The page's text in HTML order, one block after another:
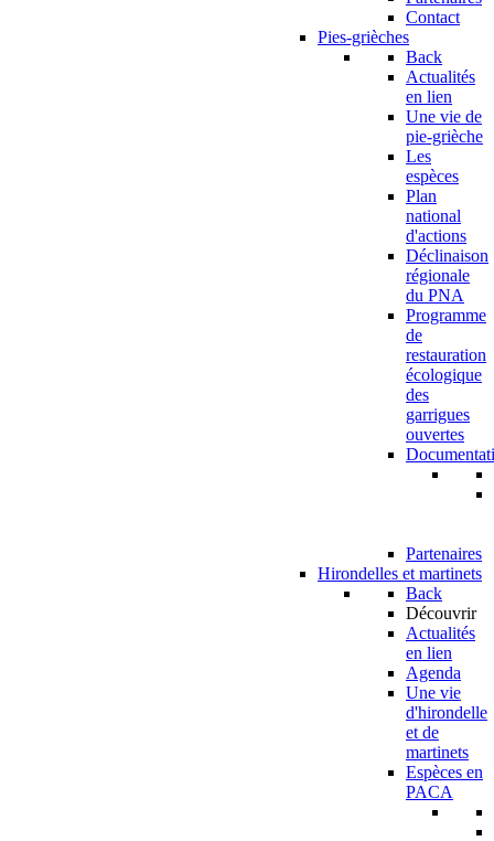
Contact
Pies-grièches
Back
Actualités
en lien
Une vie de
pie-grièche
Les
espèces
Plan
national
d'actions
Déclinaison
régionale
du PNA
Programme
de
restauration
écologique
des
garrigues
ouvertes
Partenaires
Hirondelles et martinets
Back
Découvrir
Actualités
en lien
Agenda
Une vie
d'hirondelle
et de
martinets
Espèces en
PACA